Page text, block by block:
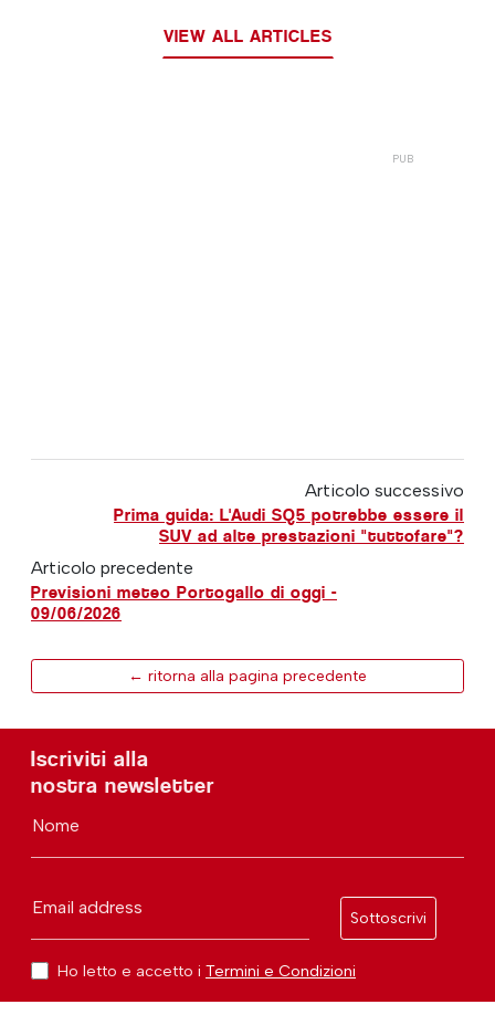
VIEW ALL ARTICLES
Articolo successivo
Prima guida: L'Audi SQ5 potrebbe essere il
SUV ad alte prestazioni "tuttofare"?
Articolo precedente
Previsioni meteo Portogallo di oggi -
09/06/2026
← ritorna alla pagina precedente
Iscriviti alla
nostra newsletter
Nome
Email address
Sottoscrivi
Ho letto e accetto i Termini e Condizioni